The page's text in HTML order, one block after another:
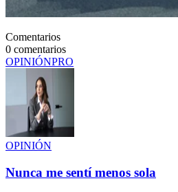
Comentarios
0 comentarios
OPINIÓNPRO
OPINIÓN
Nunca me sentí menos sola